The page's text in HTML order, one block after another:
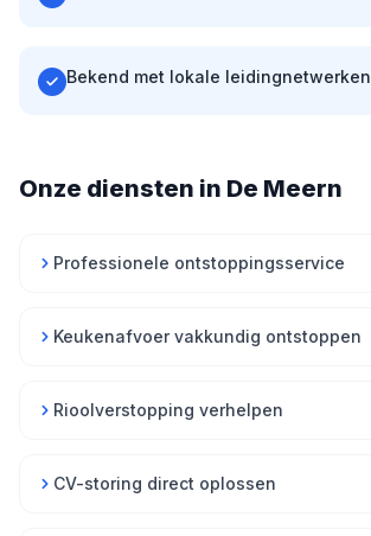
Bekend met lokale leidingnetwerken
Onze diensten in De Meern
Professionele ontstoppingsservice
Keukenafvoer vakkundig ontstoppen
Rioolverstopping verhelpen
CV-storing direct oplossen